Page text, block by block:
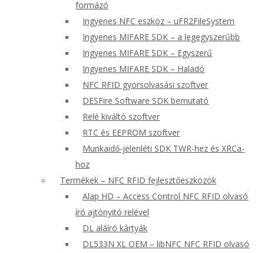
formázó
Ingyenes NFC eszköz – uFR2FileSystem
Ingyenes MIFARE SDK – a legegyszerűbb
Ingyenes MIFARE SDK – Egyszerű
Ingyenes MIFARE SDK – Haladó
NFC RFID gyorsolvasási szoftver
DESFire Software SDK bemutató
Relé kiváltó szoftver
RTC és EEPROM szoftver
Munkaidő-jelenléti SDK TWR-hez és XRCa-
hoz
Termékek – NFC RFID fejlesztőeszközök
Alap HD – Access Control NFC RFID olvasó
író ajtónyitó relével
DL aláíró kártyák
DL533N XL OEM – libNFC NFC RFID olvasó